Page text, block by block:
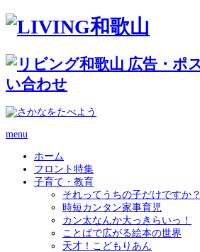
menu
ホーム
フロント特集
子育て・教育
それってうちの子だけですか？
時短カンタン家事育児
カン太なんか大っきらいっ！
ことばで広がる絵本の世界
天才！こどもりあん